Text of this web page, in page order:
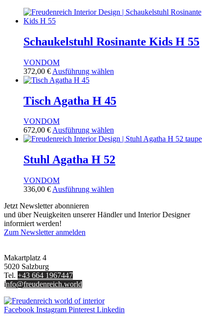
Schaukelstuhl Rosinante Kids H 55
VONDOM
372,00 € Ausführung wählen
mehrere
Varianten
Optionen
können
der
Produktseite
Tisch Agatha H 45
VONDOM
672,00 €Ausführung wählen
Produkt
mehrere
Varianten
Optionen
der
Stuhl Agatha H 52
VONDOM
336,00 € Ausführung wählen
mehrere
Jetzt Newsletter abonnieren
und über Neuigkeiten unserer Händler und Interior Designer
informiert werden!
Zum Newsletter anmelden
Makartplatz 4
5020 Salzburg
Tel. +43 664 1967447
info@freudenreich.world
Facebook Instagram Pinterest Linkedin